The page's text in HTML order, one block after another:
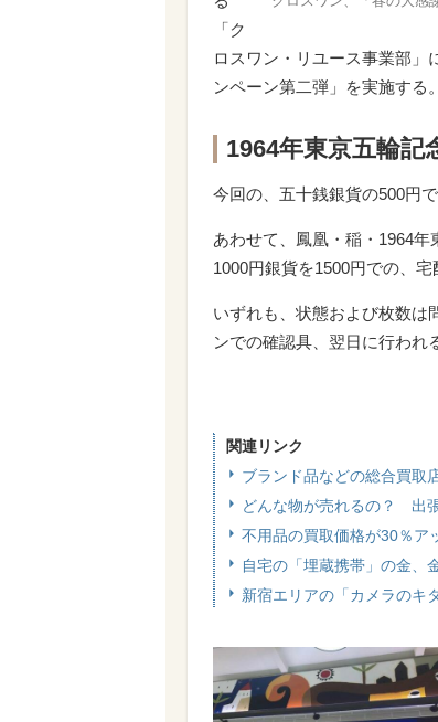
「ク
ロスワン・リユース事業部」
ンペーン第二弾」を実施する
1964年東京五輪記
今回の、五十銭銀貨の500円
あわせて、鳳凰・稲・1964
1000円銀貨を1500円での、
いずれも、状態および枚数は
ンでの確認具、翌日に行われ
関連リンク
ブランド品などの総合買取
どんな物が売れるの？ 出
不用品の買取価格が30％
自宅の「埋蔵携帯」の金、
新宿エリアの「カメラのキ